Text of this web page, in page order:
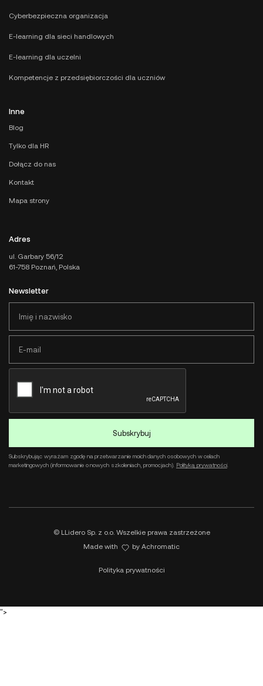
Cyberbezpieczna organizacja
E-learning dla sieci handlowych
E-learning dla uczelni
Kompetencje z przedsiębiorczości dla uczniów
Inne
Blog
Tylko dla HR
Dołącz do nas
Kontakt
Mapa strony
Adres
ul. Garbary 56/12
61-758 Poznań, Polska
Newsletter
Subskrybując wyrażam zgodę na przetwarzanie moich danych osobowych w celach
marketingowych (informowanie o nowych szkoleniach, promocjach). Polityką prywatności.
© LLidero Sp. z o.o. Wszelkie prawa zastrzeżone
Made with
by Achromatic
Polityka prywatności
">